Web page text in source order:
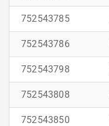
752543785
752543786
752543798
752543808
752543850